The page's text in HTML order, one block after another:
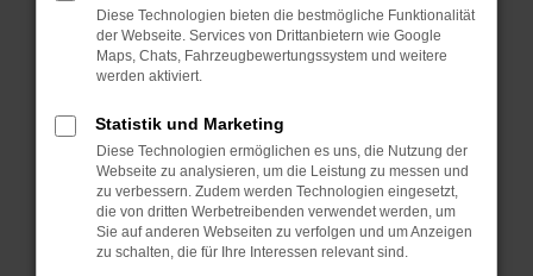
Prüfe deine Browsererweiterungen.
Manche Erweiterungen, wie Werbeblocker,
können das Laden bestimmter Seiten
anderen Browser oder in einem privaten
Fenster?
Starte dein Gerät neu.
Das kann manchmal helfen,
vorübergehende Probleme zu beheben.
Diese Technologien bieten die bestmögliche Funktionalität
der Webseite. Services von Drittanbietern wie Google
Maps, Chats, Fahrzeugbewertungssystem und weitere
werden aktiviert.
Statistik und Marketing
Diese Technologien ermöglichen es uns, die Nutzung der
Webseite zu analysieren, um die Leistung zu messen und
zu verbessern. Zudem werden Technologien eingesetzt,
die von dritten Werbetreibenden verwendet werden, um
Sie auf anderen Webseiten zu verfolgen und um Anzeigen
zu schalten, die für Ihre Interessen relevant sind.